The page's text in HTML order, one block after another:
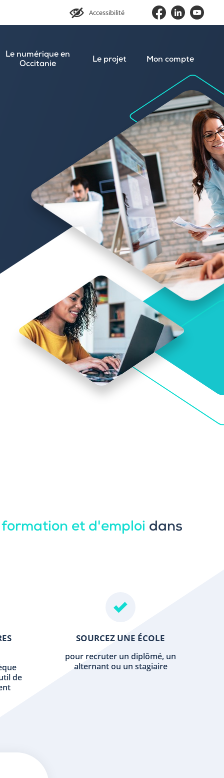
Accessibilité
Le numérique en
Occitanie
Le projet Mon compte
et d'emploi dans
de
SOURCEZ UNE ÉCOLE
pour recruter un diplômé, un
alternant ou un stagiaire